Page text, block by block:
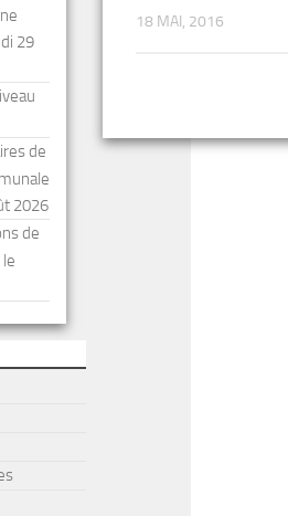
18 MAI, 2016
29
de
2026
de